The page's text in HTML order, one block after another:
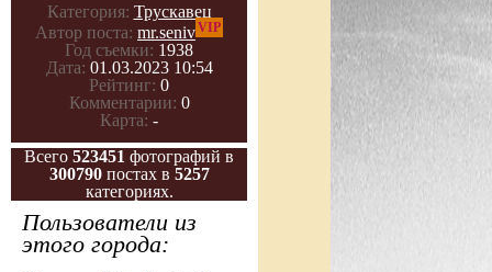
Категория: Трускавец
Автор поста: mr.senivVIP
Год съемки: 1938
Дата: 01.03.2023 10:54
Рейтинг: 0
Комментарии: 0
Карта: -
Всего 523451 фотографий в
300790постах в 5257
категориях.
Пользователи из
этого города: